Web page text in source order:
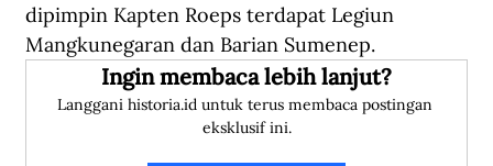
dipimpin Kapten Roeps terdapat Legiun
Mangkunegaran dan Barian Sumenep.
Ingin membaca lebih lanjut?
Langgani historia.id untuk terus membaca postingan
eksklusif ini.